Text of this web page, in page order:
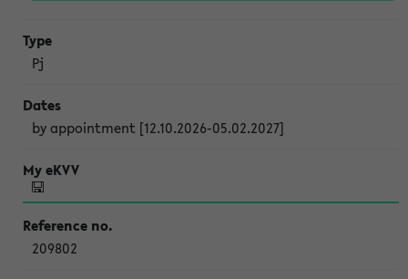
Pj
by appointment [12.10.2026-05.02.2027]
209802